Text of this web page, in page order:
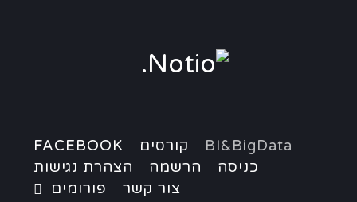
BI&BigData קורסים
FACEBOOK
כניסה
הרשמה
הצהרת נגישות
צור קשר
פורומים